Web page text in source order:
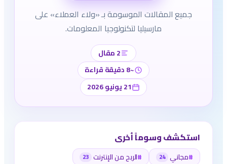
جميع المقالات الموسومة بـ «ولاء العملاء» على
مارسيليا لتكنولوجيا المعلومات.
2 مقال
~8 دقيقة قراءة
21 يونيو 2026
استكشف وسوماً أخرى
#مجاني 24
#الربح من الإنترنت 23